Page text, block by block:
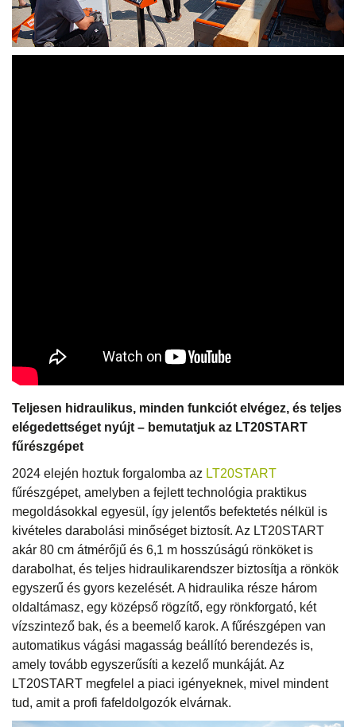
Teljesen hidraulikus, minden funkciót elvégez, és teljes
elégedettséget nyújt – bemutatjuk az LT20START
fűrészgépet
2024 elején hoztuk forgalomba az LT20START
fűrészgépet, amelyben a fejlett technológia praktikus
megoldásokkal egyesül, így jelentős befektetés nélkül is
kivételes darabolási minőséget biztosít. Az LT20START
akár 80 cm átmérőjű és 6,1 m hosszúságú rönköket is
darabolhat, és teljes hidraulikarendszer biztosítja a rönkök
egyszerű és gyors kezelését. A hidraulika része három
oldaltámasz, egy középső rögzítő, egy rönkforgató, két
vízszintező bak, és a beemelő karok. A fűrészgépen van
automatikus vágási magasság beállító berendezés is,
amely tovább egyszerűsíti a kezelő munkáját. Az
LT20START megfelel a piaci igényeknek, mivel mindent
tud, amit a profi fafeldolgozók elvárnak.